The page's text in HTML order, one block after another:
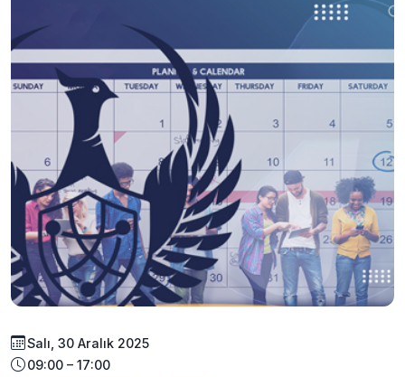
Salı, 30 Aralık 2025
09:00 – 17:00